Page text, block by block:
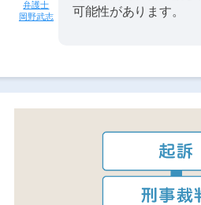
岡野武志
可能性があります。